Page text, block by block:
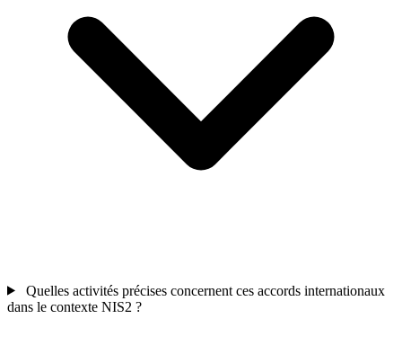
Quelles activités précises concernent ces accords internationaux
dans le contexte NIS2 ?